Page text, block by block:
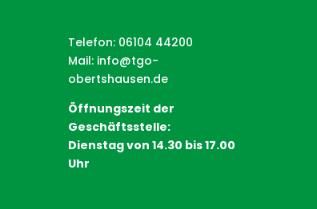
Telefon: 06104 44200
Mail: info@tgo-
obertshausen.de
Öffnungszeit der
Geschäftsstelle:
Dienstag von 14.30 bis 17.00
Uhr